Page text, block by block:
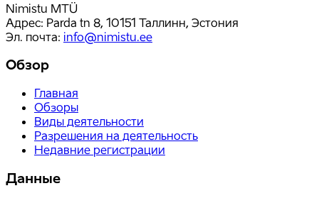
Nimistu MTÜ
Адрес: Parda tn 8, 10151 Таллинн, Эстония
Эл. почта: info@nimistu.ee
Обзор
Главная
Обзоры
Виды деятельности
Разрешения на деятельность
Недавние регистрации
Данные